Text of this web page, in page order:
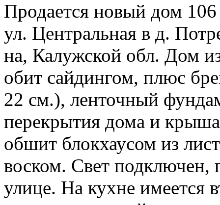
Продается новый дом
ул. Центральная в д.
на, Калужской обл. Дом
обит сайдингом, плюс
22 см.), ленточный
перекрытия дома и
обшит блокхаусом из
воском. Свет подключен,
улице. На кухне имеется